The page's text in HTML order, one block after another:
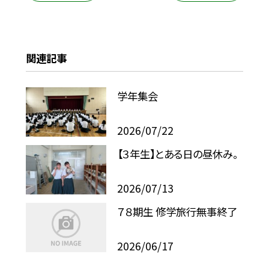
関連記事
学年集会
2026/07/22
【３年生】とある日の昼休み。
2026/07/13
７８期生 修学旅行無事終了
2026/06/17